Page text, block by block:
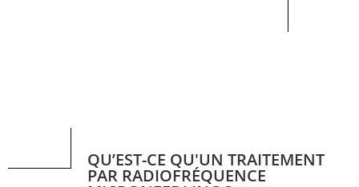
QU’EST-CE QU'UN TRAITEMENT
PAR RADIOFRÉQUENCE